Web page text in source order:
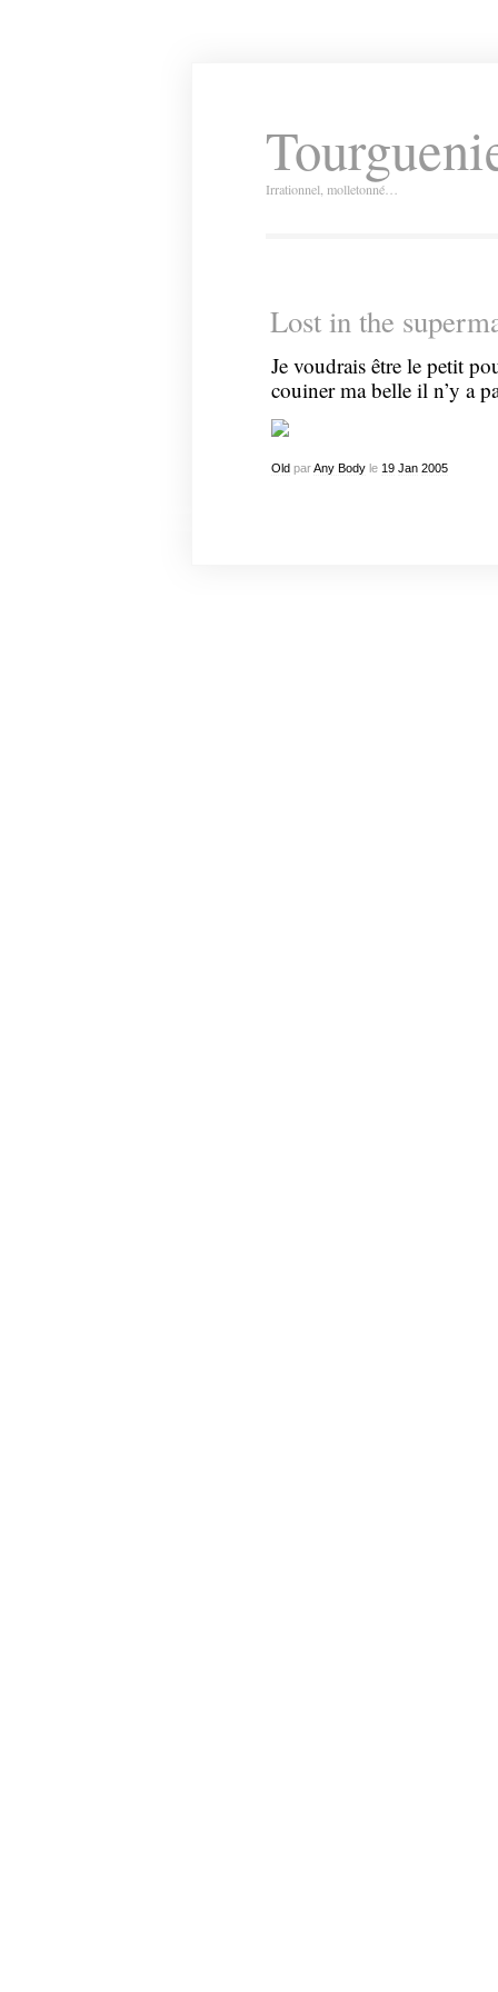
Irrationnel, molletonné…
Lost in the
Je voudrais être le petit
couiner ma belle il n’y a
Old parAny Bodyle 19 Jan 2005